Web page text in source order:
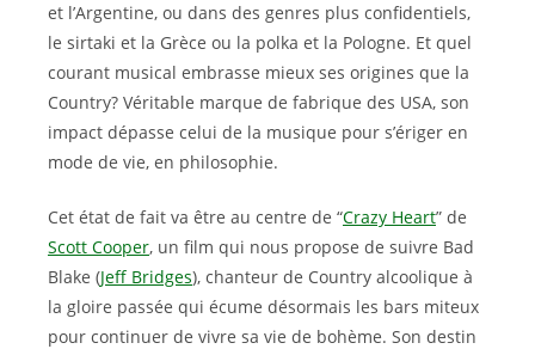
et l’Argentine, ou dans des genres plus confidentiels,
le sirtaki et la Grèce ou la polka et la Pologne. Et quel
courant musical embrasse mieux ses origines que la
Country? Véritable marque de fabrique des USA, son
impact dépasse celui de la musique pour s’ériger en
mode de vie, en philosophie.
Cet état de fait va être au centre de “Crazy Heart” de
Scott Cooper, un film qui nous propose de suivre Bad
Blake (Jeff Bridges), chanteur de Country alcoolique à
la gloire passée qui écume désormais les bars miteux
pour continuer de vivre sa vie de bohème. Son destin